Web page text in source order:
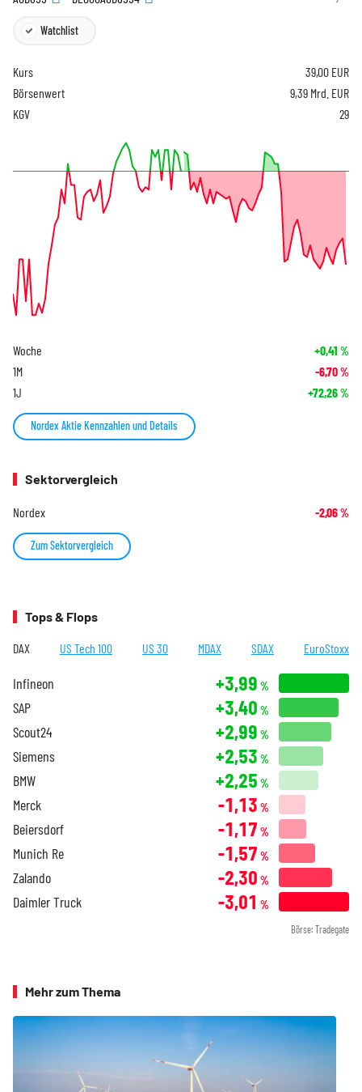
Watchlist
Kurs 39,00 EUR
Börsenwert
9,39 Mrd. EUR
KGV
29
Woche +0,41 %
1M -6,70%
1J +72,26%
Nordex Aktie Kennzahlen und Details
Sektorvergleich
Nordex -2,06%
Zum Sektorvergleich
Tops & Flops
DAX US Tech 100 US 30 MDAX SDAX EuroStoxx
Infineon +3,99 %
SAP +3,40 %
Scout24 +2,99 %
Siemens +2,53 %
BMW +2,25 %
Merck -1,13 %
Beiersdorf -1,17 %
Munich Re -1,57 %
Zalando -2,30 %
Daimler Truck -3,01 %
Börse: Tradegate
Mehr zum Thema